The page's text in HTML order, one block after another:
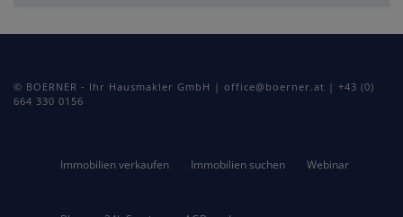
© BOERNER - Ihr Hausmakler GmbH | office@boerner.at | +43 (0)
664 330 0156
Immobilien verkaufen Immobilien suchen Webinar